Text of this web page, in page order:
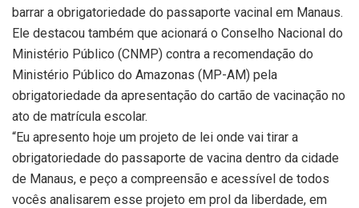
barrar a obrigatoriedade do passaporte vacinal em Manaus.
Ele destacou também que acionará o Conselho Nacional do
Ministério Público (CNMP) contra a recomendação do
Ministério Público do Amazonas (MP-AM) pela
obrigatoriedade da apresentação do cartão de vacinação no
ato de matrícula escolar.
“Eu apresento hoje um projeto de lei onde vai tirar a
obrigatoriedade do passaporte de vacina dentro da cidade
de Manaus, e peço a compreensão e acessível de todos
vocês analisarem esse projeto em prol da liberdade, em